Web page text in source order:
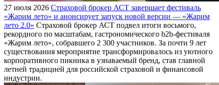
27 июля 2026 Страховой брокер АСТ завершает фестиваль
«Жарим лето» и анонсирует запуск новой версии — «Жарим
лето 2.0» Страховой брокер АСТ подвел итоги восьмого,
рекордного по масштабам, гастрономического b2b-фестиваля
«Жарим лето», собравшего 2 300 участников. За почти 9 лет
существования мероприятие трансформировалось из уютного
корпоративного пикника в узнаваемый бренд, став главной
летней традицией для российской страховой и финансовой
индустрии.